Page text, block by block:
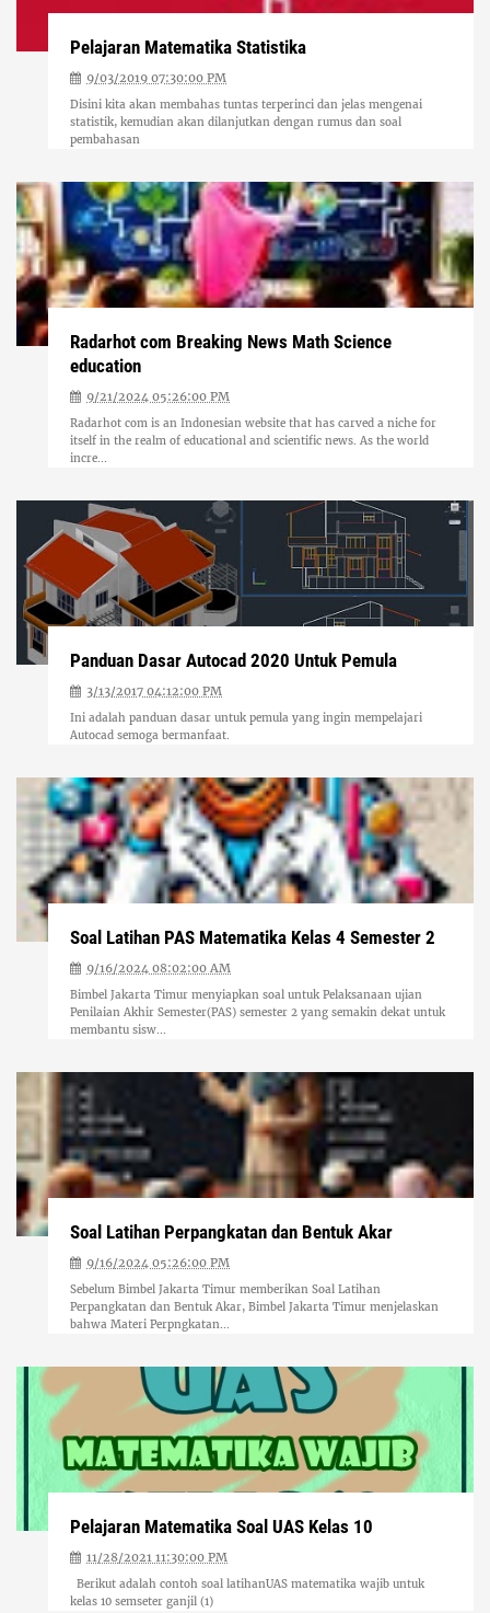
Pelajaran Matematika Statistika
9/03/2019 07:30:00 PM
Disini kita akan membahas tuntas terperinci dan jelas mengenai
statistik, kemudian akan dilanjutkan dengan rumus dan soal
pembahasan
Radarhot com Breaking News Math Science
education
9/21/2024 05:26:00 PM
Radarhot com is an Indonesian website that has carved a niche for
itself in the realm of educational and scientific news. As the world
incre...
Panduan Dasar Autocad 2020 Untuk Pemula
3/13/2017 04:12:00 PM
Ini adalah panduan dasar untuk pemula yang ingin mempelajari
Autocad semoga bermanfaat.
Soal Latihan PAS Matematika Kelas 4 Semester 2
9/16/2024 08:02:00 AM
Bimbel Jakarta Timur menyiapkan soal untuk Pelaksanaan ujian
Penilaian Akhir Semester(PAS) semester 2 yang semakin dekat untuk
membantu sisw...
Soal Latihan Perpangkatan dan Bentuk Akar
9/16/2024 05:26:00 PM
Sebelum Bimbel Jakarta Timur memberikan Soal Latihan
Perpangkatan dan Bentuk Akar, Bimbel Jakarta Timur menjelaskan
bahwa Materi Perpngkatan...
Pelajaran Matematika Soal UAS Kelas 10
11/28/2021 11:30:00 PM
Berikut adalah contoh soal latihanUAS matematika wajib untuk
kelas 10 semseter ganjil (1)